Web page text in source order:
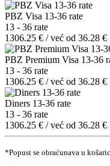
PBZ Visa 13-36 rate
13 - 36 rate
1306.25 € / već od 36.28 €
PBZ Premium Visa 13-36
13 - 36 rate
1306.25 € / već od 36.28 €
Diners 13-36 rate
13 - 36 rate
1306.25 € / već od 36.28 €
*Popust se obraćunava u